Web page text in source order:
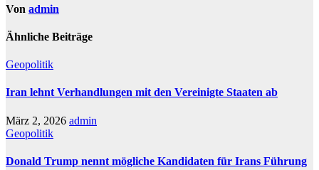
Von admin
Ähnliche Beiträge
Geopolitik
Iran lehnt Verhandlungen mit den Vereinigte Staaten ab
März 2, 2026 admin
Geopolitik
Donald Trump nennt mögliche Kandidaten für Irans Führung